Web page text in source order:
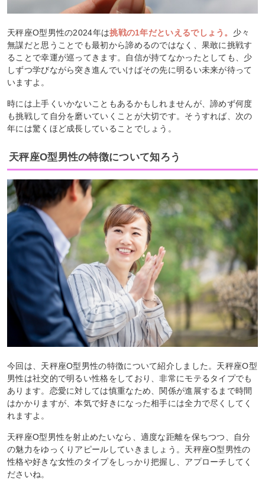
天秤座O型男性の2024年は挑戦の1年だといえるでしょう。 少々
無謀だと思うことでも最初から諦めるのではなく、果敢に挑戦す
ることで幸運が巡ってきます。自信が持てなかったとしても、少
しずつ学びながら突き進んでいけばその先に明るい未来が待って
いますよ。
時には上手くいかないこともあるかもしれませんが、諦めず何度
も挑戦して自分を磨いていくことが大切です。そうすれば、次の
年には驚くほど成長していることでしょう。
天秤座O型男性の特徴について知ろう
今回は、天秤座O型男性の特徴について紹介しました。天秤座O型
男性は社交的で明るい性格をしており、非常にモテるタイプでも
あります。恋愛に対しては慎重なため、関係が進展するまで時間
はかかりますが、本気で好きになった相手には全力で尽くしてく
れますよ。
天秤座O型男性を射止めたいなら、適度な距離を保ちつつ、自分
の魅力をゆっくりアピールしていきましょう。天秤座O型男性の
性格や好きな女性のタイプをしっかり把握し、アプローチしてく
ださいね。